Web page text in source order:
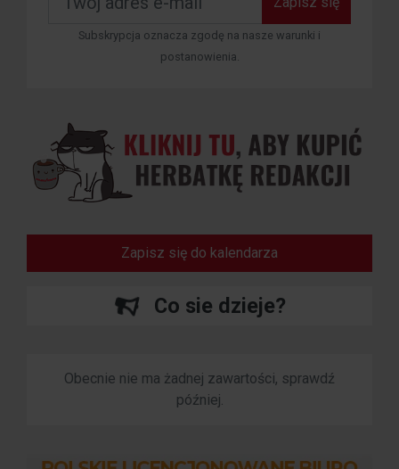
Subskrypcja oznacza zgodę na nasze warunki i
postanowienia.
Zapisz się do kalendarza
Co sie dzieje?
Obecnie nie ma żadnej zawartości, sprawdź
później.